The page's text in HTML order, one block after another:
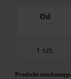
Od
1 szt.
Produkt